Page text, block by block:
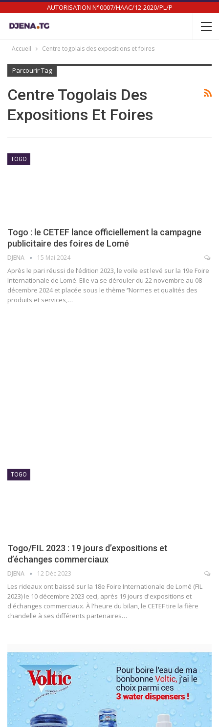
AUTORISATION N°0007/HAAC/12-2020/PL/P
Accueil Centre togolais des expositions et foires
Parcourir Tag
Centre Togolais Des
Expositions Et Foires
TOGO
Togo : le CETEF lance officiellement la campagne
publicitaire des foires de Lomé
DJENA 15 Mai 2024
Après le pari réussi de l’édition 2023, le voile est levé sur la 19e Foire
Internationale de Lomé. Elle va se dérouler du 22 novembre au 08
décembre 2024 et placée sous le thème ‘’Normes et qualités des
produits et services,…
TOGO
Togo/FIL 2023 : 19 jours d’expositions et
d’échanges commerciaux
DJENA 12 Déc 2023
Les rideaux ont baissé sur la 18e Foire Internationale de Lomé (FIL
2023) le 10 décembre 2023 ceci, après 19 jours d'expositions et
d'échanges commerciaux. À l'heure du bilan, le CETEF tire la fière
chandelle à ses différents partenaires…